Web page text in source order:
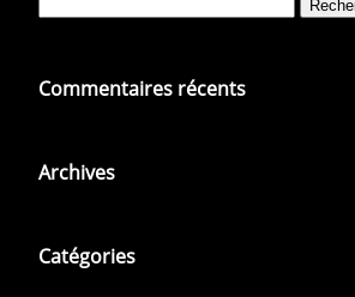
Commentaires récents
Archives
Catégories